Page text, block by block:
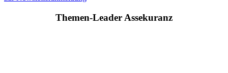
Themen-Leader Assekuranz